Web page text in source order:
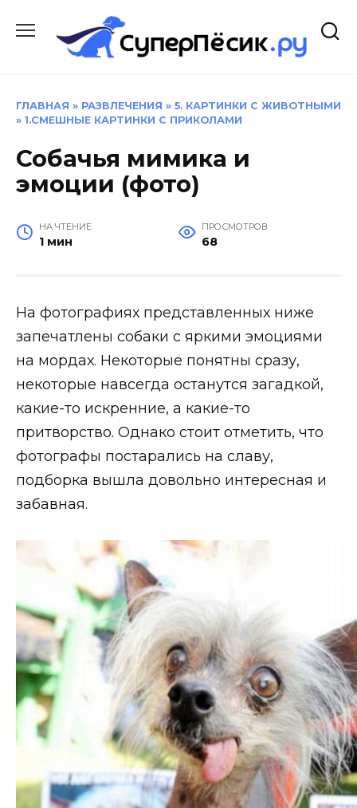
содержанию
ГЛАВНАЯ » РАЗВЛЕЧЕНИЯ » 5. КАРТИНКИ С ЖИВОТНЫМИ
» 1.СМЕШНЫЕ КАРТИНКИ С ПРИКОЛАМИ
Собачья мимика и
эмоции (фото)
НА ЧТЕНИЕ
1 мин
ПРОСМОТРОВ
68
На фотографиях представленных ниже
запечатлены собаки с яркими эмоциями
на мордах. Некоторые понятны сразу,
некоторые навсегда останутся загадкой,
какие-то искренние, а какие-то
притворство. Однако стоит отметить, что
фотографы постарались на славу,
подборка вышла довольно интересная и
забавная.